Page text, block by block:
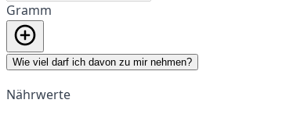
Gramm
Wie viel darf ich davon zu mir nehmen?
Nährwerte